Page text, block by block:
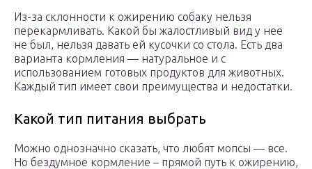
Из-за склонности к ожирению собаку нельзя
перекармливать. Какой бы жалостливый вид у нее
не был, нельзя давать ей кусочки со стола. Есть два
варианта кормления — натуральное и с
использованием готовых продуктов для животных.
Каждый тип имеет свои преимущества и недостатки.
Какой тип питания выбрать
Можно однозначно сказать, что любят мопсы — все.
Но бездумное кормление – прямой путь к ожирению,